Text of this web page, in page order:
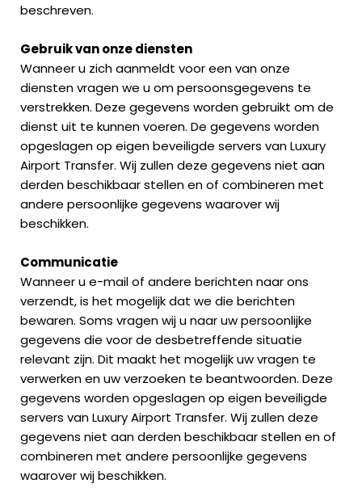
beschreven.
Gebruik van onze diensten
Wanneer u zich aanmeldt voor een van onze
diensten vragen we u om persoonsgegevens te
verstrekken. Deze gegevens worden gebruikt om de
dienst uit te kunnen voeren. De gegevens worden
opgeslagen op eigen beveiligde servers van Luxury
Airport Transfer. Wij zullen deze gegevens niet aan
derden beschikbaar stellen en of combineren met
andere persoonlijke gegevens waarover wij
beschikken.
Communicatie
Wanneer u e-mail of andere berichten naar ons
verzendt, is het mogelijk dat we die berichten
bewaren. Soms vragen wij u naar uw persoonlijke
gegevens die voor de desbetreffende situatie
relevant zijn. Dit maakt het mogelijk uw vragen te
verwerken en uw verzoeken te beantwoorden. Deze
gegevens worden opgeslagen op eigen beveiligde
servers van Luxury Airport Transfer. Wij zullen deze
gegevens niet aan derden beschikbaar stellen en of
combineren met andere persoonlijke gegevens
waarover wij beschikken.